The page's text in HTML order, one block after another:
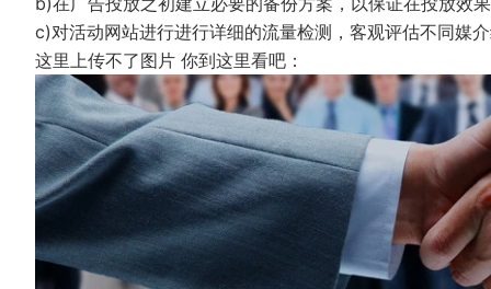
c)对活动网站进行进行详细的流量检测，客观评估不同媒
这里上传不了图片 你到这里看吧：